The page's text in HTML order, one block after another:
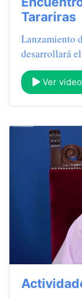
Tarariras
Lanzamiento
desarrollará
Ver video